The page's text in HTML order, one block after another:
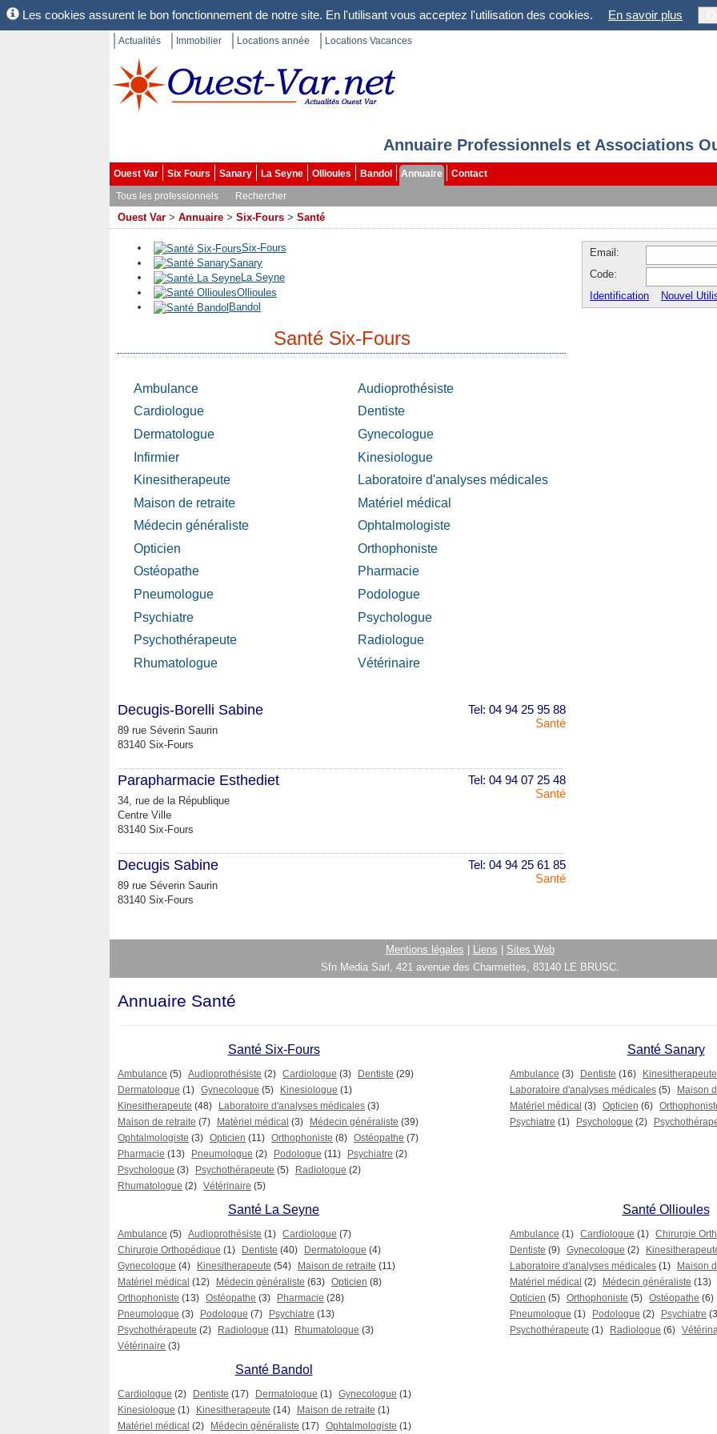
Les cookies assurent le bon fonctionnement de notre site. En l'utilisant vous acceptez l'utilisation des cookies. En savoir plus
Actualités Immobilier Locations année Locations Vacances
Annuaire Professionnels et Associations
Ouest Var Six Fours Sanary La Seyne Ollioules Bandol Annuaire
Contact
Tous les professionnels
Rechercher
Ouest Var > Annuaire > Six-Fours > Santé
Six-Fours
Sanary
La Seyne
Ollioules
Bandol
Santé Six-Fours
Ambulance
Audioprothésiste
Cardiologue
Dentiste
Dermatologue
Gynecologue
Infirmier
Kinesiologue
Kinesitherapeute
Laboratoire d'analyses médicales
Maison de retraite
Matériel médical
Médecin généraliste
Ophtalmologiste
Opticien
Orthophoniste
Ostéopathe
Pharmacie
Pneumologue
Podologue
Psychiatre
Psychologue
Psychothérapeute
Radiologue
Rhumatologue
Vétérinaire
Tel: 04 94 25 95 88
Santé
Decugis-Borelli Sabine
89 rue Séverin Saurin
83140 Six-Fours
Tel: 04 94 07 25 48
Santé
Parapharmacie Esthediet
34, rue de la République
Centre Ville
83140 Six-Fours
Tel: 04 94 25 61 85
Santé
Decugis Sabine
89 rue Séverin Saurin
83140 Six-Fours
Email:
Code:
Identification
Nouvel
Mentions légales Liens
Sites Web
Sfn Media Sarl, 421 avenue des Charmettes, 83140 LE BRUSC.
Annuaire Santé
Santé Six-Fours
Ambulance (5) Audioprothésiste (2) Cardiologue (3) Dentiste (29)
Dermatologue (1) Gynecologue (5) Kinesiologue (1)
Kinesitherapeute (48) Laboratoire d'analyses médicales (3)
Maison de retraite (7) Matériel médical (3) Médecin généraliste (39)
Ophtalmologiste (3) Opticien (11) Orthophoniste (8) Ostéopathe (7)
Pharmacie (13) Pneumologue (2) Podologue (11) Psychiatre (2)
Psychologue (3) Psychothérapeute (5) Radiologue (2)
Rhumatologue (2) Vétérinaire (5)
Santé Sanary
Ambulance (3) Dentiste (16)
Kinesitherapeute
Laboratoire d'analyses médicales (5)
Maison
Matériel médical (3) Opticien (6)
Psychiatre (1) Psychologue (2)
Santé La Seyne
Ambulance (5) Audioprothésiste (1) Cardiologue (7)
Chirurgie Orthopédique (1) Dentiste (40) Dermatologue (4)
Gynecologue (4) Kinesitherapeute (54) Maison de retraite (11)
Matériel médical (12) Médecin généraliste (63) Opticien (8)
Orthophoniste (13) Ostéopathe (3) Pharmacie (28)
Pneumologue (3) Podologue (7) Psychiatre (13)
Psychothérapeute (2) Radiologue (11) Rhumatologue (3)
Vétérinaire (3)
Santé Ollioules
Ambulance (1) Cardiologue (1) Chirurgie
Dentiste (9) Gynecologue (2)
Laboratoire d'analyses médicales (1)
Maison
Matériel médical (2) Médecin généraliste (13)
Opticien (5) Orthophoniste (5) Ostéopathe (6)
Pneumologue (1) Podologue (2) Psychiatre
Psychothérapeute (1) Radiologue (6)
Santé Bandol
Cardiologue (2) Dentiste (17) Dermatologue (1) Gynecologue (1)
Kinesiologue (1) Kinesitherapeute (14) Maison de retraite (1)
Matériel médical (2) Médecin généraliste (17) Ophtalmologiste (1)